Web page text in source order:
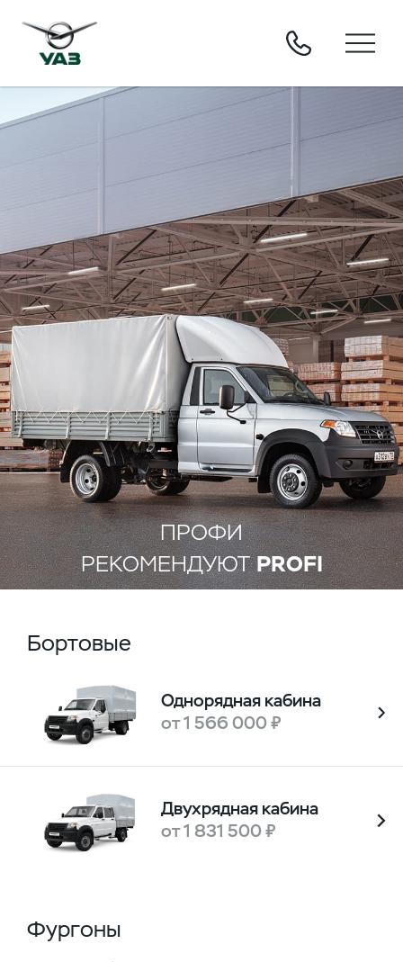
ПРОФИ
РЕКОМЕНДУЮТPROFI
Бортовые
Однорядная кабина
от 1 566 000 ₽
Двухрядная кабина
от 1 831 500 ₽
Фургоны